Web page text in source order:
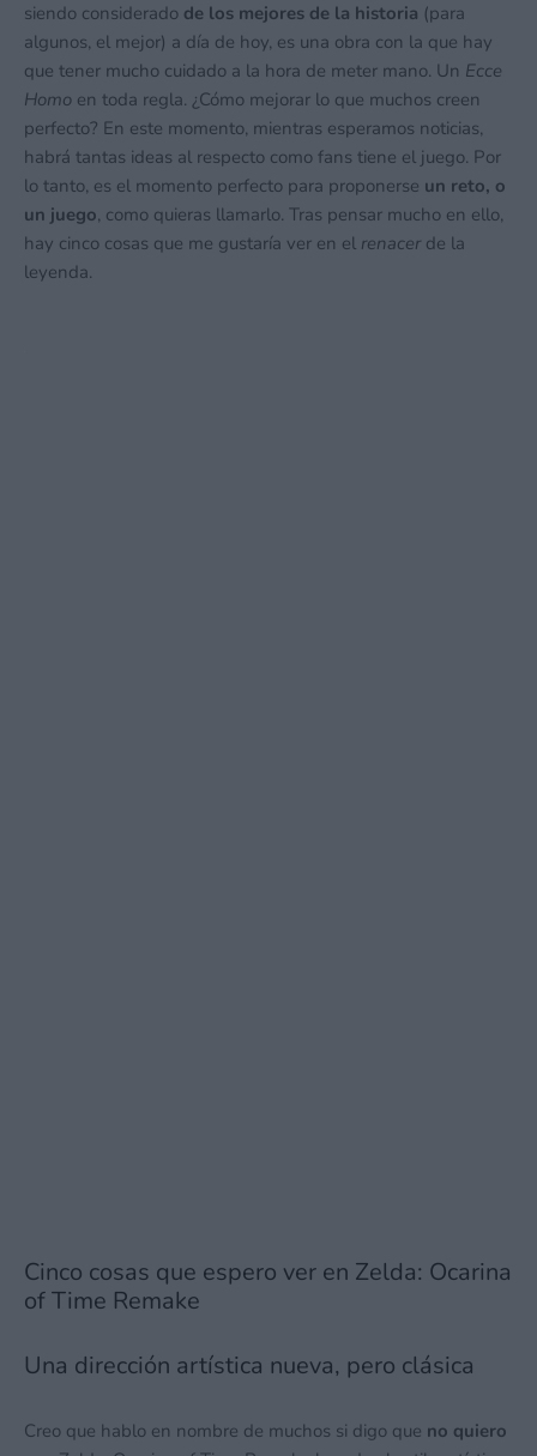
siendo considerado de los mejores de la historia (para
algunos, el mejor) a día de hoy, es una obra con la que hay
que tener mucho cuidado a la hora de meter mano. Un Ecce
Homo en toda regla. ¿Cómo mejorar lo que muchos creen
perfecto? En este momento, mientras esperamos noticias,
habrá tantas ideas al respecto como fans tiene el juego. Por
lo tanto, es el momento perfecto para proponerse un reto, o
un juego, como quieras llamarlo. Tras pensar mucho en ello,
hay cinco cosas que me gustaría ver en el renacer de la
leyenda.
Cinco cosas que espero ver en Zelda: Ocarina
of Time Remake
Una dirección artística nueva, pero clásica
Creo que hablo en nombre de muchos si digo que no quiero